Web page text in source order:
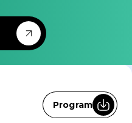
Program